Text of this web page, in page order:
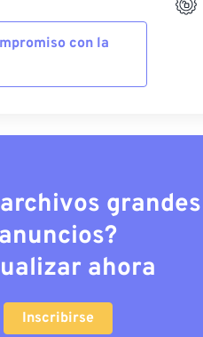
con la
anuncios?
ahora
Inscribirse